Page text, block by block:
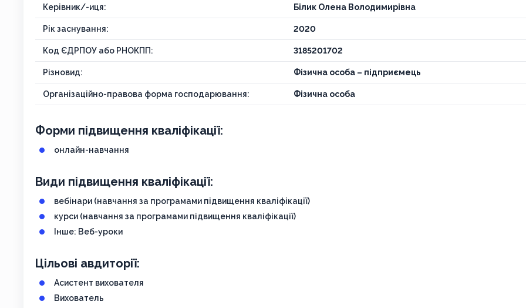
Керівник/-иця: Білик Олена Володимирівна
Рік заснування: 2020
Код ЄДРПОУ або РНОКПП: 3185201702
Різновид: Фізична особа – підприємець
Організаційно-правова форма господарювання: Фізична особа
Форми підвищення кваліфікації:
онлайн-навчання
Види підвищення кваліфікації:
вебінари (навчання за програмами підвищення кваліфікації)
курси (навчання за програмами підвищення кваліфікації)
Інше: Веб-уроки
Цільові авдиторії:
Асистент вихователя
Вихователь